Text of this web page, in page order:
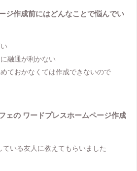
ジ作成前にはどんなことで悩んでい
融通が利かない
ておかなくては作成できないので
ェの ワードプレスホームページ作成
いる友人に教えてもらいました